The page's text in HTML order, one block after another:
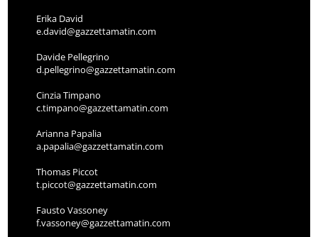
Erika David
e.david@gazzettamatin.com
Davide Pellegrino
d.pellegrino@gazzettamatin.com
Cinzia Timpano
c.timpano@gazzettamatin.com
Arianna Papalia
a.papalia@gazzettamatin.com
Thomas Piccot
t.piccot@gazzettamatin.com
Fausto Vassoney
f.vassoney@gazzettamatin.com